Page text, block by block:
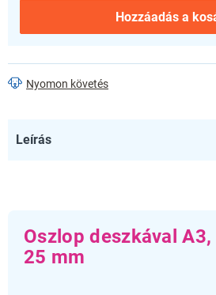
Hozzáadás a
Nyomon követés
Leírás
Oszlop deszkával
25 mm